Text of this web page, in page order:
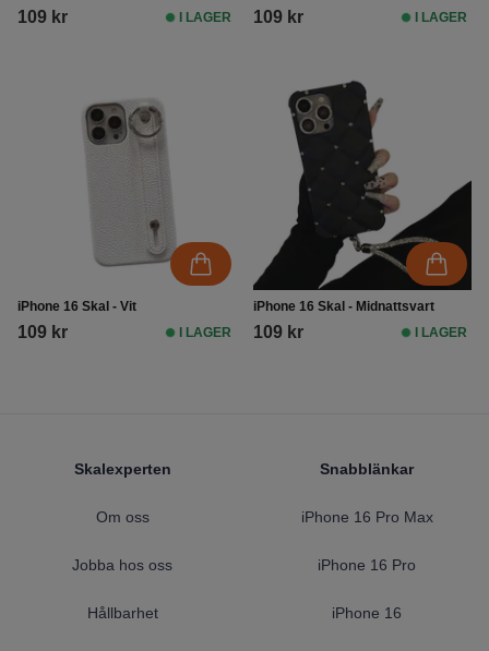
109 kr I LAGER 109 kr I LAGER
iPhone 16 Skal - Vit
109 kr I LAGER
iPhone 16 Skal - Midnattsvart
109 kr I LAGER
Skalexperten
Om oss
Jobba hos oss
Hållbarhet
Snabblänkar
iPhone 16 Pro Max
iPhone 16 Pro
iPhone 16